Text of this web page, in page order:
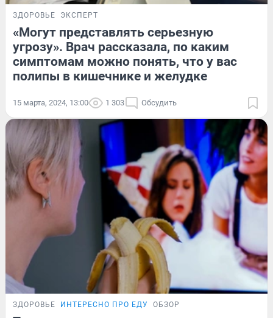
ЗДОРОВЬЕ ЭКСПЕРТ
«Могут представлять серьезную
угрозу». Врач рассказала, по каким
симптомам можно понять, что у вас
полипы в кишечнике и желудке
15 марта, 2024, 13:00 1 303 Обсудить
ЗДОРОВЬЕ ИНТЕРЕСНО ПРО ЕДУ ОБЗОР